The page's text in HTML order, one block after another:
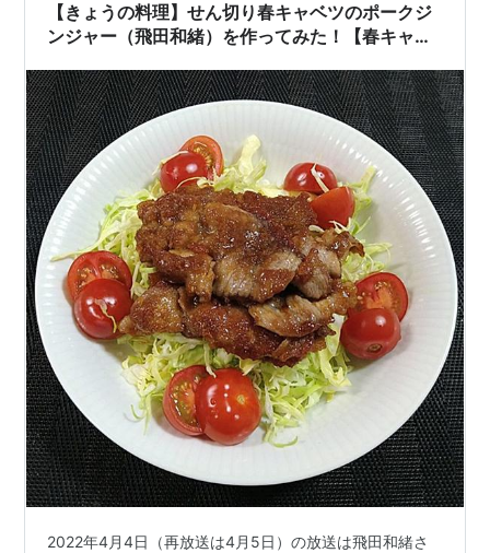
【きょうの料理】せん切り春キャベツのポークジ
ンジャー（飛田和緒）を作ってみた！【春キャベ
2022年4月4日（再放送は4月5日）の放送は飛田和緒さ